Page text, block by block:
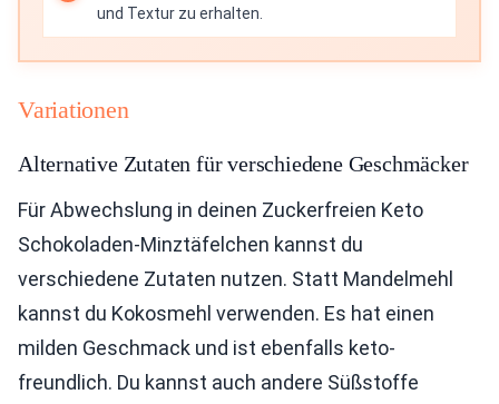
und Textur zu erhalten.
Variationen
Alternative Zutaten für verschiedene Geschmäcker
Für Abwechslung in deinen Zuckerfreien Keto
Schokoladen-Minztäfelchen kannst du
verschiedene Zutaten nutzen. Statt Mandelmehl
kannst du Kokosmehl verwenden. Es hat einen
milden Geschmack und ist ebenfalls keto-
freundlich. Du kannst auch andere Süßstoffe